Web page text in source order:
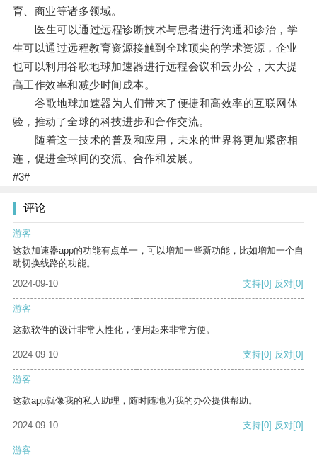
育、商业等诸多领域。
医生可以通过远程诊断技术与患者进行沟通和诊治，学
生可以通过远程教育资源接触到全球顶尖的学术资源，企业
也可以利用谷歌地球加速器进行远程会议和云办公，大大提
高工作效率和减少时间成本。
谷歌地球加速器为人们带来了便捷和高效率的互联网体
验，推动了全球的科技进步和合作交流。
随着这一技术的普及和应用，未来的世界将更加紧密相
连，促进全球间的交流、合作和发展。
#3#
评论
游客
这款加速器app的功能有点单一，可以增加一些新功能，比如增加一个自
动切换线路的功能。
2024-09-10
支持[0] 反对[0]
游客
这款软件的设计非常人性化，使用起来非常方便。
2024-09-10 支持[0] 反对[0]
游客
这款app就像我的私人助理，随时随地为我的办公提供帮助。
2024-09-10 支持[0] 反对[0]
游客